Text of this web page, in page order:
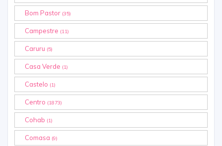
Bom Pastor (35)
Campestre (11)
Caruru (5)
Casa Verde (1)
Castelo (1)
Centro (1873)
Cohab (1)
Comasa (9)